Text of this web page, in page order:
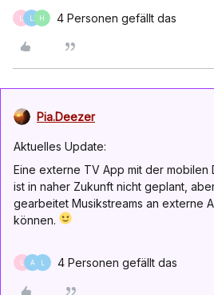
H 4 Personen gefällt das
Pia.Deezer
Aktuelles Update:
Eine externe TV App mit der
ist in naher Zukunft nicht geplant,
gearbeitet Musikstreams an externe
können.
A 4 Personen gefällt das